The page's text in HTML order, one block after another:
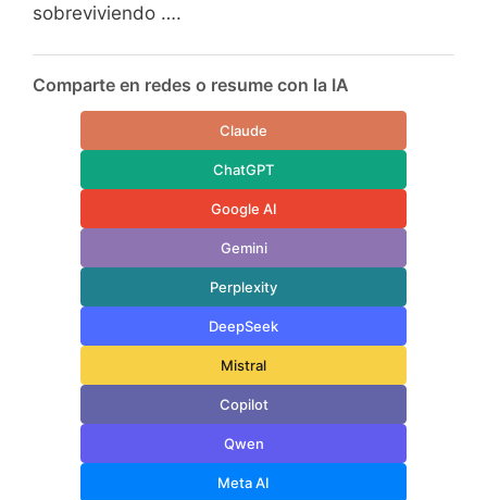
sobreviviendo ….
Comparte en redes o resume con la IA
Claude
ChatGPT
Google AI
Gemini
Perplexity
DeepSeek
Mistral
Copilot
Qwen
Meta AI